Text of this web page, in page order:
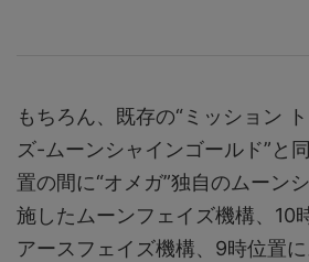
もちろん、既存の“ミッション
ズ-ムーンシャインゴールド”と
置の間に“オメガ”独自のムーン
施したムーンフェイズ機構、10
アースフェイズ機構、9時位置